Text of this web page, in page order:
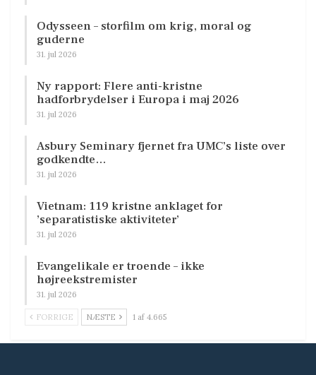
Odysseen – storfilm om krig, moral og
guderne
31. jul 2026
Ny rapport: Flere anti-kristne
hadforbrydelser i Europa i maj 2026
31. jul 2026
Asbury Seminary fjernet fra UMC’s liste over
godkendte…
31. jul 2026
Vietnam: 119 kristne anklaget for
’separatistiske aktiviteter’
31. jul 2026
Evangelikale er troende – ikke
højreekstremister
31. jul 2026
FORRIGE NÆSTE 1 af 4.665